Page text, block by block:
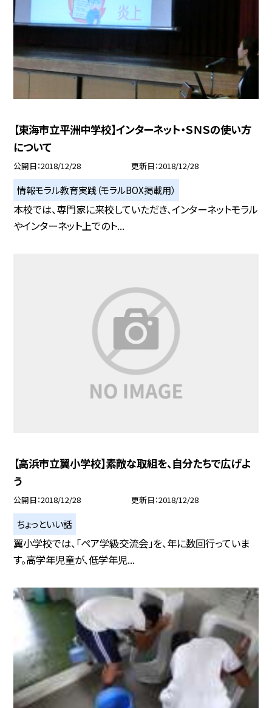
【東海市立平洲中学校】インターネット・ＳＮＳの使い方
について
公開日 2018/12/28 更新日 2018/12/28
情報モラル教育実践（モラルBOX掲載用）
本校では、専門家に来校していただき、インターネットモラル
やインターネット上でのト...
【高浜市立翼小学校】素敵な取組を、自分たちで広げよ
う
公開日 2018/12/28 更新日 2018/12/28
ちょっといい話
翼小学校では、「ペア学級交流会」を、年に数回行っていま
す。高学年児童が、低学年児...